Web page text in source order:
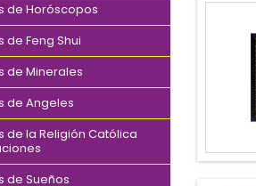
de Horóscopos
de Feng Shui
de Minerales
de Angeles
de la Religión Católica
de Sueños